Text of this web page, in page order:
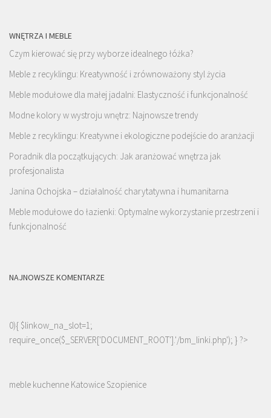
WNĘTRZA I MEBLE
Czym kierować się przy wyborze idealnego łóżka?
Meble z recyklingu: Kreatywność i zrównoważony styl życia
Meble modułowe dla małej jadalni: Elastyczność i funkcjonalność
Modne kolory w wystroju wnętrz: Najnowsze trendy
Meble z recyklingu: Kreatywne i ekologiczne podejście do aranżacji
Poradnik dla początkujących: Jak aranżować wnętrza jak
profesjonalista
Janina Ochojska – działalność charytatywna i humanitarna
Meble modułowe do łazienki: Optymalne wykorzystanie przestrzeni i
funkcjonalność
NAJNOWSZE KOMENTARZE
0){ $linkow_na_slot=1;
require_once($_SERVER['DOCUMENT_ROOT'].'/bm_linki.php'); } ?>
meble kuchenne Katowice Szopienice